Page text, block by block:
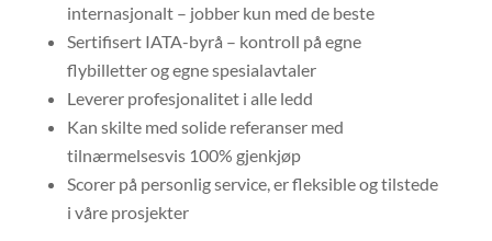
internasjonalt – jobber kun med de beste
Sertifisert IATA-byrå – kontroll på egne
flybilletter og egne spesialavtaler
Leverer profesjonalitet i alle ledd
Kan skilte med solide referanser med
tilnærmelsesvis 100% gjenkjøp
Scorer på personlig service, er fleksible og tilstede
i våre prosjekter